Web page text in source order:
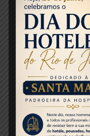
Copa e a
mas agora a
eventos. Na
temos já
cidade e 1.430
novidades
manhã, nesta
Ramada, da
jornalistas